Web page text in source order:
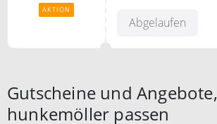
AKTION
Abgelaufen
Gutscheine und
hunkemöller passen